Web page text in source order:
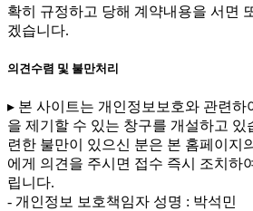
확히 규정하고 당해 계약내용을 서면
겠습니다.
의견수렴 및 불만처리
▸ 본 사이트는 개인정보보호와 관련하
을 제기할 수 있는 창구를 개설하고 있
련한 불만이 있으신 분은 본 홈페이지
에게 의견을 주시면 접수 즉시 조치하
립니다.
- 개인정보 보호책임자 성명 : 박석민